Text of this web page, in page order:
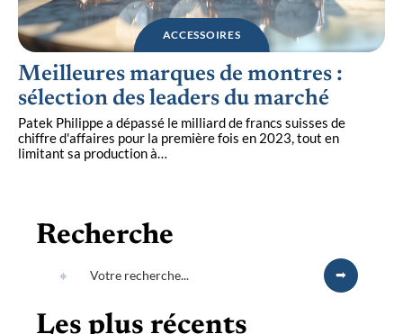
ACCESSOIRES
Meilleures marques de montres :
sélection des leaders du marché
Patek Philippe a dépassé le milliard de francs suisses de
chiffre d'affaires pour la première fois en 2023, tout en
limitant sa production à
Recherche
Les plus récents